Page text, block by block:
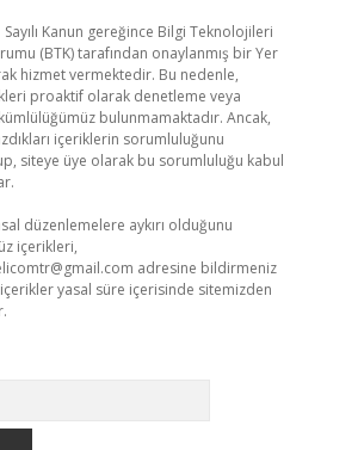
Kanun gereğince Bilgi Teknolojileri
(BTK) tarafından onaylanmış bir Yer
hizmet vermektedir. Bu nedenle,
proaktif olarak denetleme veya
bulunmamaktadır. Ancak,
içeriklerin sorumluluğunu
siteye üye olarak bu sorumluluğu kabul
düzenlemelere aykırı olduğunu
içerikleri,
adresine bildirmeniz
yasal süre içerisinde sitemizden